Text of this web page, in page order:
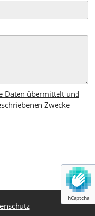
Daten übermittelt und
Zwecke
hCaptcha